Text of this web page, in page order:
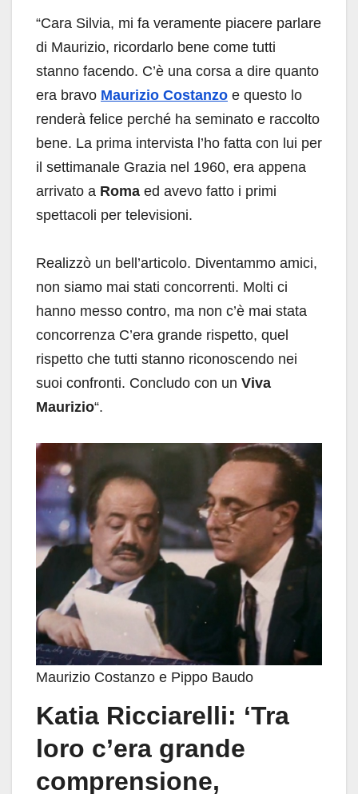
“Cara Silvia, mi fa veramente piacere parlare
di Maurizio, ricordarlo bene come tutti
stanno facendo. C’è una corsa a dire quanto
era bravo Maurizio Costanzo e questo lo
renderà felice perché ha seminato e raccolto
bene. La prima intervista l’ho fatta con lui per
il settimanale Grazia nel 1960, era appena
arrivato a Roma ed avevo fatto i primi
spettacoli per televisioni.
Realizzò un bell’articolo. Diventammo amici,
non siamo mai stati concorrenti. Molti ci
hanno messo contro, ma non c’è mai stata
concorrenza C’era grande rispetto, quel
rispetto che tutti stanno riconoscendo nei
suoi confronti. Concludo con un Viva
Maurizio“.
Maurizio Costanzo e Pippo Baudo
Katia Ricciarelli: ‘Tra
loro c’era grande
comprensione,